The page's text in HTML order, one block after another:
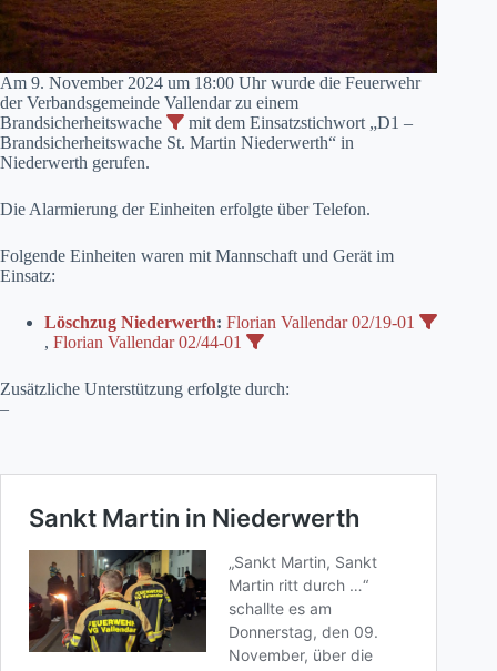
Am 9. November 2024 um 18:00 Uhr wurde die Feuerwehr
der Verbandsgemeinde Vallendar zu einem
Brandsicherheitswache
mit dem Einsatzstichwort „D1 –
Brandsicherheitswache St. Martin Niederwerth“ in
Niederwerth gerufen.
Die Alarmierung der Einheiten erfolgte über Telefon.
Folgende Einheiten waren mit Mannschaft und Gerät im
Einsatz:
Löschzug Niederwerth: Florian Vallendar 02/19-01
, Florian Vallendar 02/44-01
Zusätzliche Unterstützung erfolgte durch:
–